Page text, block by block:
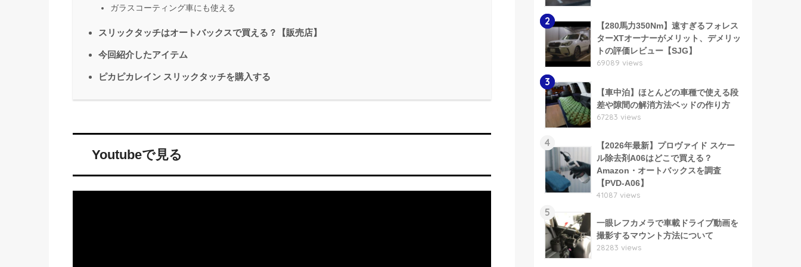
ガラスコーティング車にも使える
スリックタッチはオートバックスで買える？【販売店】
今回紹介したアイテム
ピカピカレイン スリックタッチを購入する
Youtubeで見る
2
【280馬力350Nm】速すぎるフォレス
ターXTオーナーがメリット、デメリッ
トの評価レビュー【SJG】
69089 views
3
【車中泊】ほとんどの車種で使える段
差や隙間の解消方法ベッドの作り方
67283 views
4
【2026年最新】プロヴァイド スケー
ル除去剤A06はどこで買える？
Amazon・オートバックスを調査
【PVD-A06】
41087 views
5
一眼レフカメラで車載ドライブ動画を
撮影するマウント方法について
28283 views